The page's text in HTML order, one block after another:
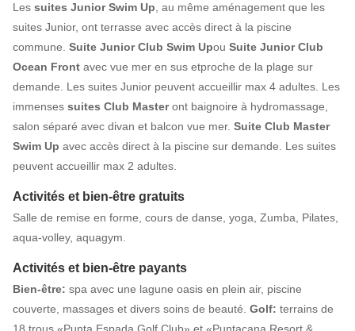
Les suites Junior Swim Up , au même aménagement que les
suites Junior, ont terrasse avec accès direct à la piscine
commune. Suite Junior Club Swim Upou Suite Junior Club
Ocean Front avec vue mer en sus etproche de la plage sur
demande. Les suites Junior peuvent accueillir max 4 adultes. Les
immenses suites Club Masteront baignoire à hydromassage,
salon séparé avec divan et balcon vue mer. Suite Club Master
Swim Up avec accès direct à la piscine sur demande. Les suites
peuvent accueillir max 2 adultes.
Activités et bien-être gratuits
Salle de remise en forme, cours de danse, yoga, Zumba, Pilates,
aqua-volley, aquagym.
Activités et bien-être payants
Bien-être: spa avec une lagune oasis en plein air, piscine
couverte, massages et divers soins de beauté. Golf: terrains de